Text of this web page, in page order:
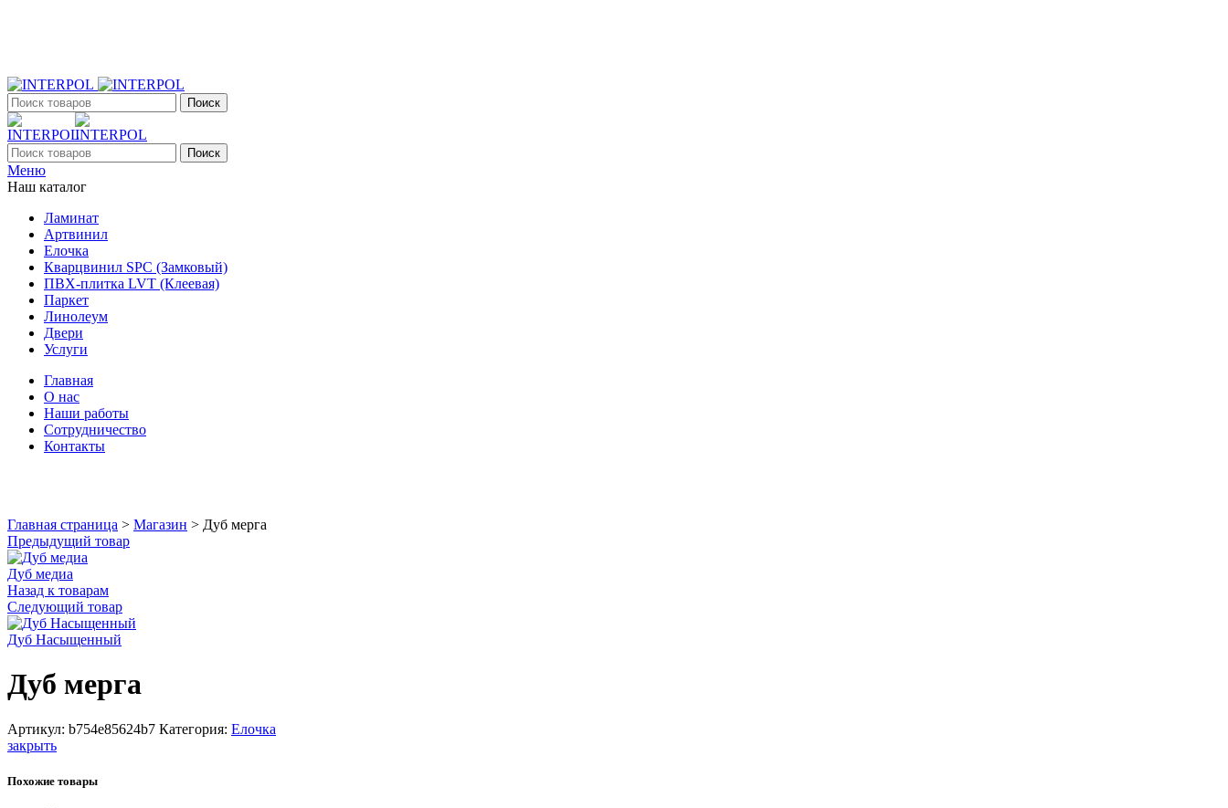
Поиск
Поиск
Меню
Наш каталог
Ламинат
Артвинил
Елочка
Кварцвинил SPC (Замковый)
ПВХ-плитка LVT (Клеевая)
Паркет
Линолеум
Двери
Услуги
Главная
О нас
Наши работы
Сотрудничество
Контакты
Главная страница > Магазин > Дуб мерга
Предыдущий товар
Дуб медиа
Назад к товарам
Следующий товар
Дуб Насыщенный
Дуб мерга
Артикул: b754e85624b7 Категория: Елочка
закрыть
Похожие товары